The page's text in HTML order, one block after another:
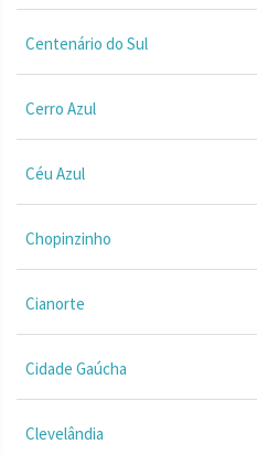
Centenário do Sul
Cerro Azul
Céu Azul
Chopinzinho
Cianorte
Cidade Gaúcha
Clevelândia